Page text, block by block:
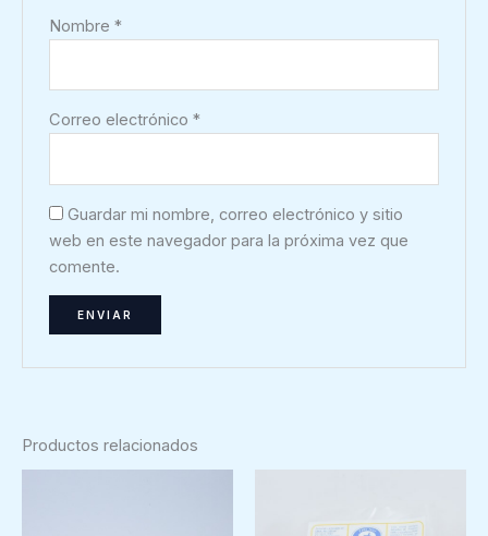
Nombre*
Correo electrónico*
Guardar mi nombre, correo electrónico y sitio
web en este navegador para la próxima vez que
comente.
Productos relacionados